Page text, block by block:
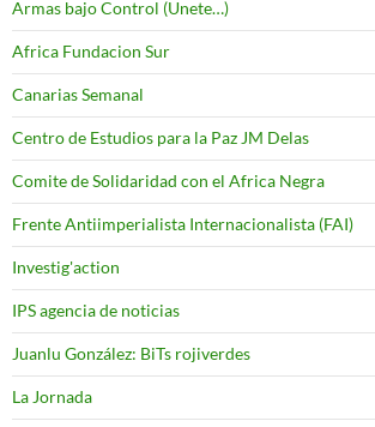
Armas bajo Control (Unete…)
Africa Fundacion Sur
Canarias Semanal
Centro de Estudios para la Paz JM Delas
Comite de Solidaridad con el Africa Negra
Frente Antiimperialista Internacionalista (FAI)
Investig'action
IPS agencia de noticias
Juanlu González: BiTs rojiverdes
La Jornada